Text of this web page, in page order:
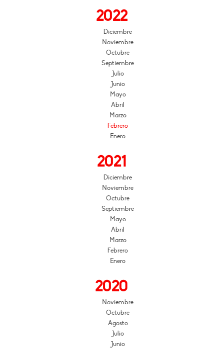
2022
Diciembre
Noviembre
Octubre
Septiembre
Julio
Junio
Mayo
Abril
Marzo
Febrero
Enero
2021
Diciembre
Noviembre
Octubre
Septiembre
Mayo
Abril
Marzo
Febrero
Enero
2020
Noviembre
Octubre
Agosto
Julio
Junio